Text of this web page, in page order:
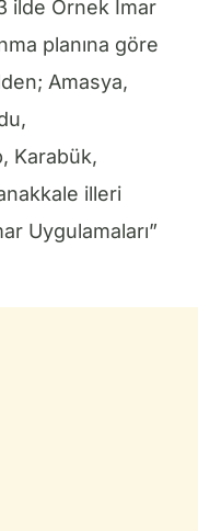
ilde Örnek İmar
planına göre
Amasya,
Karabük,
illeri
Uygulamaları”